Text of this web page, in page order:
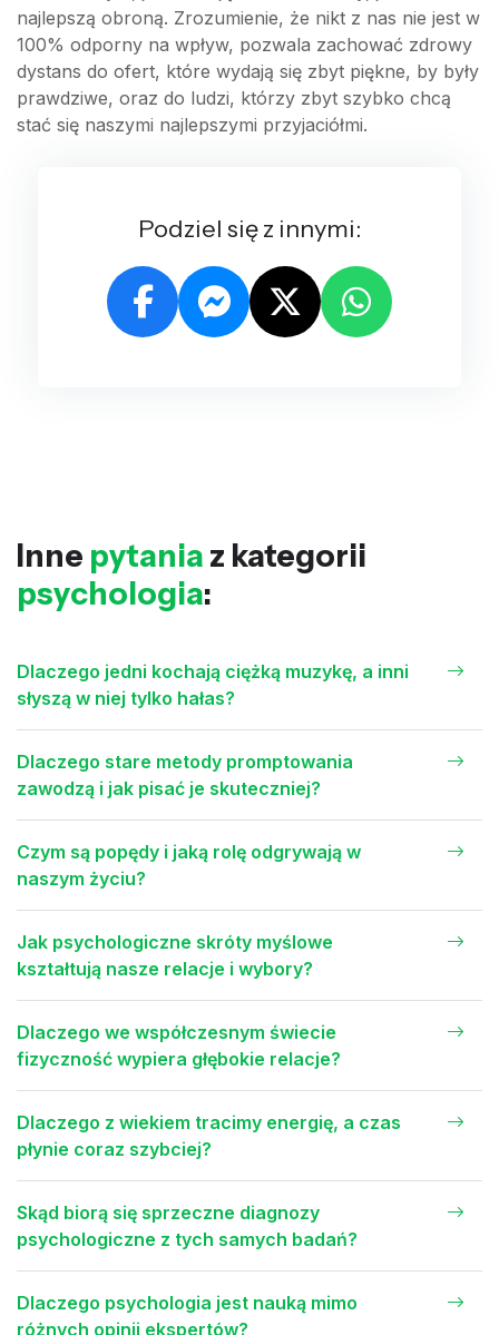
najlepszą obroną. Zrozumienie, że nikt z nas nie jest w
100% odporny na wpływ, pozwala zachować zdrowy
dystans do ofert, które wydają się zbyt piękne, by były
prawdziwe, oraz do ludzi, którzy zbyt szybko chcą
stać się naszymi najlepszymi przyjaciółmi.
Podziel się z innymi:
Inne pytania z kategorii
psychologia:
Dlaczego jedni kochają ciężką muzykę, a inni
słyszą w niej tylko hałas?
Dlaczego stare metody promptowania
zawodzą i jak pisać je skuteczniej?
Czym są popędy i jaką rolę odgrywają w
naszym życiu?
Jak psychologiczne skróty myślowe
kształtują nasze relacje i wybory?
Dlaczego we współczesnym świecie
fizyczność wypiera głębokie relacje?
Dlaczego z wiekiem tracimy energię, a czas
płynie coraz szybciej?
Skąd biorą się sprzeczne diagnozy
psychologiczne z tych samych badań?
Dlaczego psychologia jest nauką mimo
różnych opinii ekspertów?